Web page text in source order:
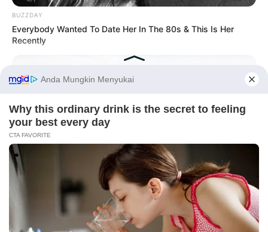
Tampil Lebih Modern, 7 Potret
Hasil Renovasi Rumah Berusia
BUZZDAY
Everybody Wanted To Date Her In The 80s & This Is Her
Recently
Fishermen See An Animal On An Iceberg, But Then They Look
Closer!
Before You Go